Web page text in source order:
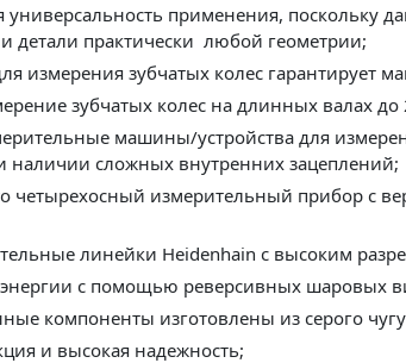
применения, поскольку
детали практически любой геометрии;
измерения зубчатых колес
зубчатых колес на длинных валах
машины/устройства для
наличии сложных внутренних зацеплений;
четырехосный измерительный прибор с
линейки Heidenhain с высоким
с помощью реверсивных шаровых
компоненты изготовлены из серого
и высокая надежность;